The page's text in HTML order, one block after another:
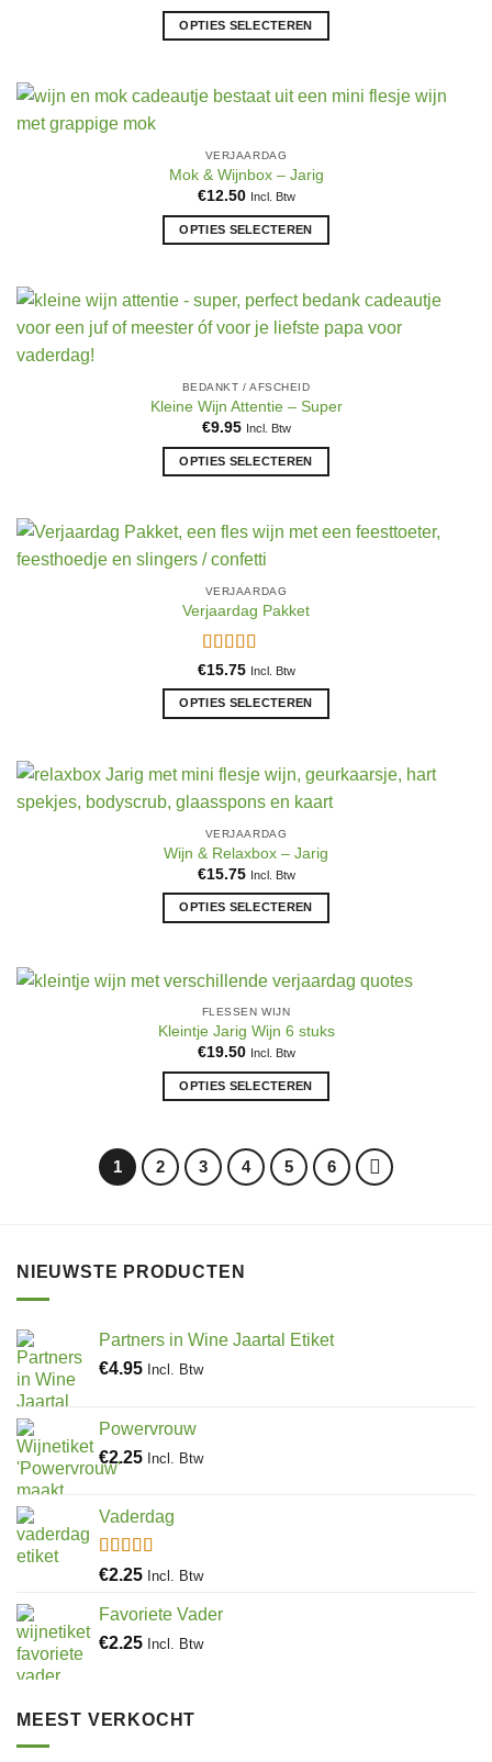
kan
gekozen
de
OPTIES SELECTEREN
heeft
Deze
optie
kan
gekozen
de
productpagina
VERJAARDAG
Mok & Wijnbox – Jarig
€12.50 Incl. Btw
OPTIES SELECTEREN
heeft
meerdere
optie
kan
worden
productpagina
BEDANKT / AFSCHEID
Kleine Wijn Attentie – Super
€9.95 Incl. Btw
OPTIES SELECTEREN
heeft
meerdere
Deze
optie
kan
gekozen
worden
op
VERJAARDAG
Verjaardag Pakket
Gewaardeerd
5uit 5
€15.75 Incl. Btw
OPTIES SELECTEREN
heeft
meerdere
Deze
optie
kan
gekozen
de
productpagina
VERJAARDAG
Wijn & Relaxbox – Jarig
€15.75 Incl. Btw
OPTIES SELECTEREN
heeft
variaties.
Deze
optie
kan
op
de
FLESSEN WIJN
Kleintje Jarig Wijn 6 stuks
€19.50 Incl. Btw
OPTIES SELECTEREN
heeft
meerdere
op
1 2 3 4 5 6
NIEUWSTE PRODUCTEN
Partners in Wine Jaartal Etiket
€4.95 Incl. Btw
Powervrouw
€2.25 Incl. Btw
Vaderdag
Gewaardeerd
€2.25 Incl. Btw
Favoriete Vader
€2.25 Incl. Btw
MEEST VERKOCHT